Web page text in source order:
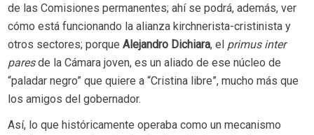
de las Comisiones permanentes; ahí se podrá, además, ver
cómo está funcionando la alianza kirchnerista-cristinista y
otros sectores; porque Alejandro Dichiara, el primus inter
paresde la Cámara joven, es un aliado de ese núcleo de
“paladar negro” que quiere a “Cristina libre”, mucho más que
los amigos del gobernador.
Así, lo que históricamente operaba como un mecanismo